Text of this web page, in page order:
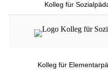
Kolleg für
Kolleg für